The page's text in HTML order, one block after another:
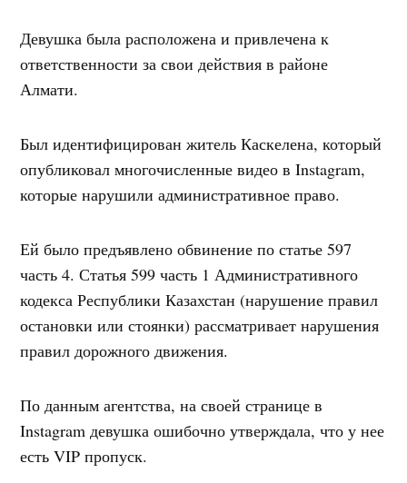
Девушка была расположена и привлечена к
ответственности за свои действия в районе
Алмати.
Был идентифицирован житель Каскелена, который
опубликовал многочисленные видео в Instagram,
которые нарушили административное право.
Ей было предъявлено обвинение по статье 597
часть 4. Статья 599 часть 1 Административного
кодекса Республики Казахстан (нарушение правил
остановки или стоянки) рассматривает нарушения
правил дорожного движения.
По данным агентства, на своей странице в
Instagram девушка ошибочно утверждала, что у нее
есть VIP пропуск.